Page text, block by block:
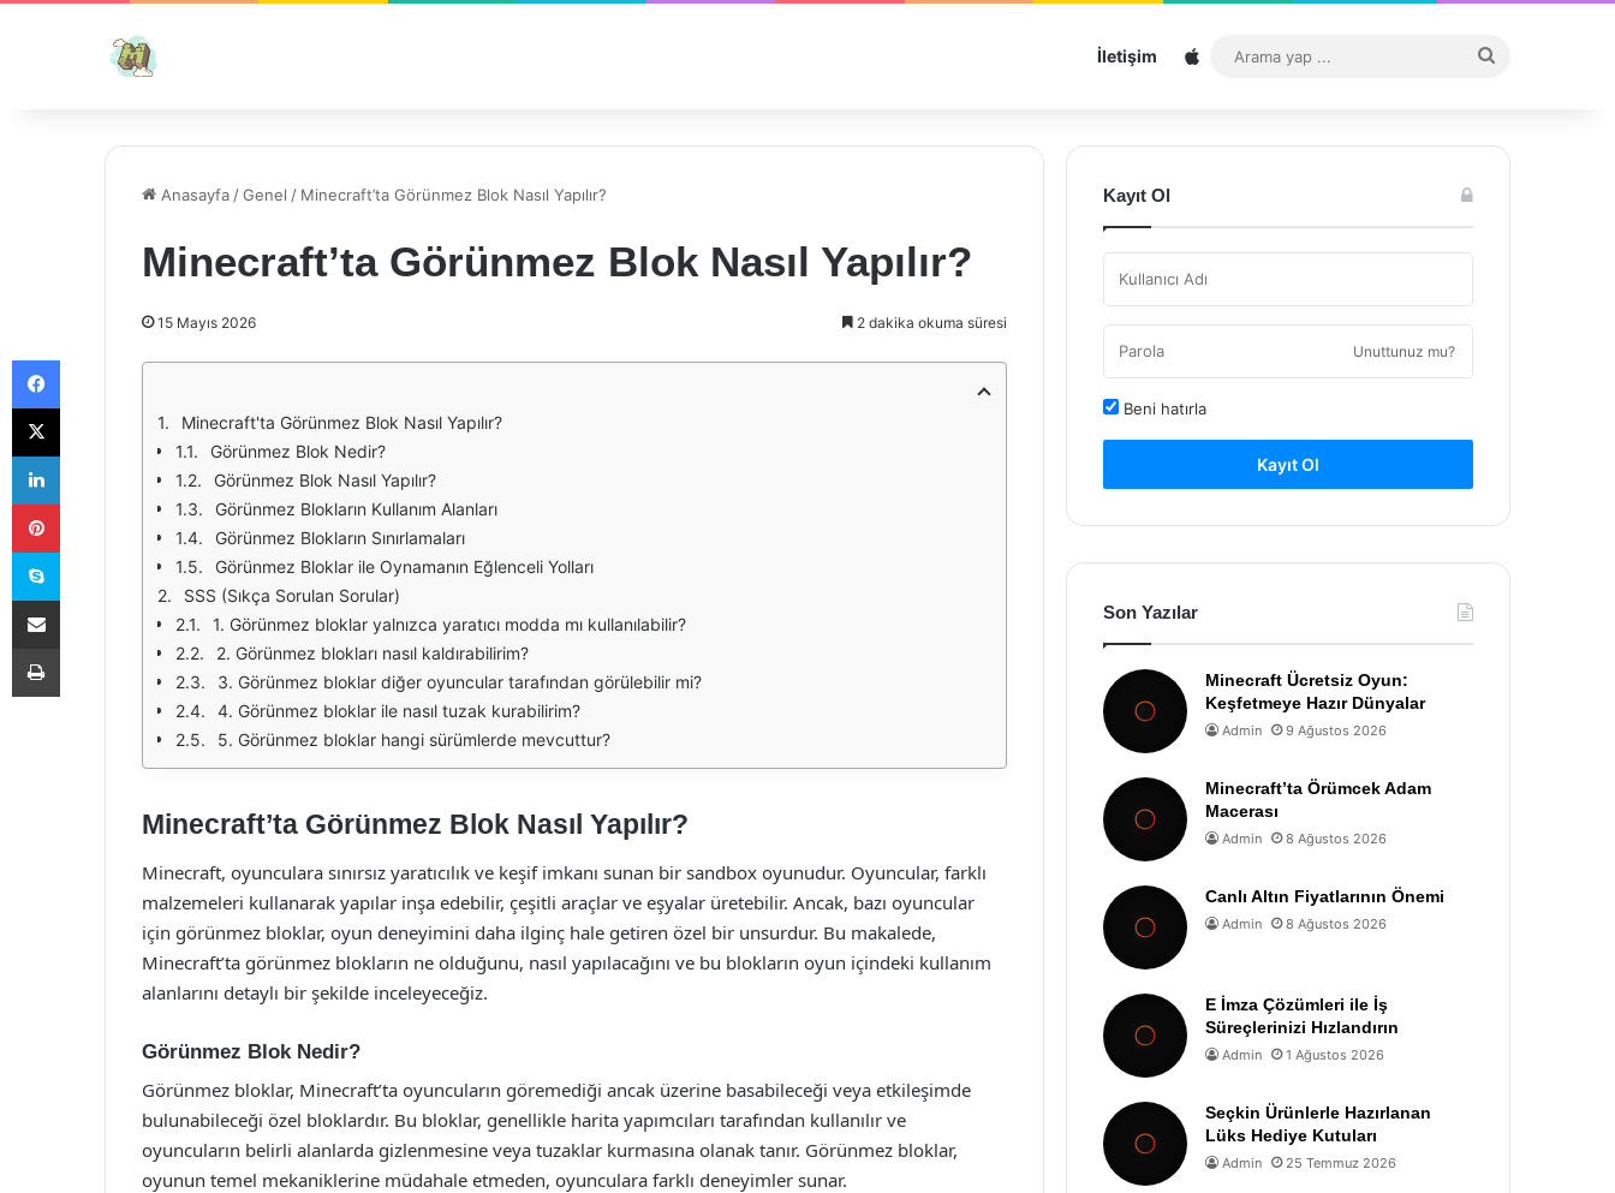
İletişim Sitemap
...
Anasayfa /Genel / Minecraft’ta Görünmez Blok Nasıl Yapılır?
Minecraft’ta Görünmez Blok Nasıl Yapılır?
15 Mayıs 2026 2 dakika okuma süresi
Minecraft'ta Görünmez Blok Nasıl Yapılır?
Görünmez Blok Nedir?
Görünmez Blok Nasıl Yapılır?
Görünmez Blokların Kullanım Alanları
Görünmez Blokların Sınırlamaları
Görünmez Bloklar ile Oynamanın Eğlenceli Yolları
SSS (Sıkça Sorulan Sorular)
1. Görünmez bloklar yalnızca yaratıcı modda mı kullanılabilir?
2. Görünmez blokları nasıl kaldırabilirim?
3. Görünmez bloklar diğer oyuncular tarafından görülebilir mi?
4. Görünmez bloklar ile nasıl tuzak kurabilirim?
5. Görünmez bloklar hangi sürümlerde mevcuttur?
Minecraft’ta Görünmez Blok Nasıl Yapılır?
Minecraft, oyunculara sınırsız yaratıcılık ve keşif imkanı sunan bir sandbox oyunudur. Oyuncular, farklı
malzemeleri kullanarak yapılar inşa edebilir, çeşitli araçlar ve eşyalar üretebilir. Ancak, bazı oyuncular
için görünmez bloklar, oyun deneyimini daha ilginç hale getiren özel bir unsurdur. Bu makalede,
Minecraft’ta görünmez blokların ne olduğunu, nasıl yapılacağını ve bu blokların oyun içindeki kullanım
alanlarını detaylı bir şekilde inceleyeceğiz.
Görünmez Blok Nedir?
Görünmez bloklar, Minecraft’ta oyuncuların göremediği ancak üzerine basabileceği veya etkileşimde
bulunabileceği özel bloklardır. Bu bloklar, genellikle harita yapımcıları tarafından kullanılır ve
oyuncuların belirli alanlarda gizlenmesine veya tuzaklar kurmasına olanak tanır. Görünmez bloklar,
oyunun temel mekaniklerine müdahale etmeden, oyunculara farklı deneyimler sunar.
Kayıt Ol
Unuttunuz mu?
Beni hatırla
Kayıt Ol
Son Yazılar
Minecraft Ücretsiz Oyun:
Keşfetmeye Hazır Dünyalar
Admin 9 Ağustos 2026
Minecraft’ta Örümcek Adam
Macerası
Admin 8 Ağustos 2026
Canlı Altın Fiyatlarının Önemi
Admin 8 Ağustos 2026
E İmza Çözümleri ile İş
Süreçlerinizi Hızlandırın
Admin 1 Ağustos 2026
Seçkin Ürünlerle Hazırlanan
Lüks Hediye Kutuları
Admin 25 Temmuz 2026
Facebook
X
LinkedIn
Pinterest
Skype
E-Posta ile paylaş